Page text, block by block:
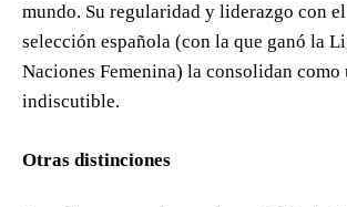
mundo. Su regularidad y liderazgo con
selección española (con la que ganó la
Naciones Femenina) la consolidan como
indiscutible.
Otras distinciones